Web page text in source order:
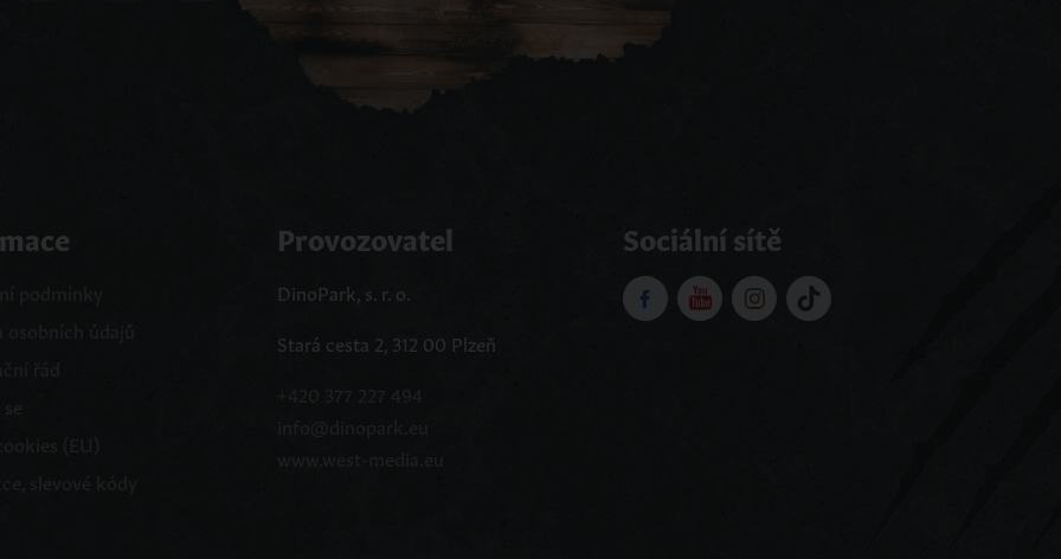
Provozovatel
DinoPark, s. r. o.
Stará cesta 2, 312 00 Plzeň
Sociální sítě